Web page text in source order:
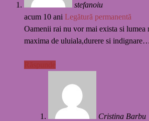
stefanoiu
acum 10 ani Legătură permanentă
Oamenii rai nu vor mai exista si lumea
maxima de uluiala,durere si
Cristina Barbu